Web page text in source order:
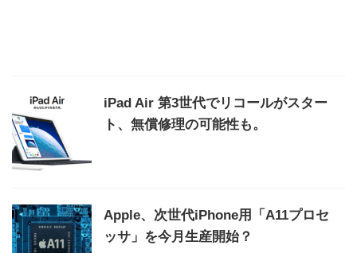
iPad Air 第3世代でリコールがスター
ト、無償修理の可能性も。
Apple、次世代iPhone用「A11プロセ
ッサ」を今月生産開始？